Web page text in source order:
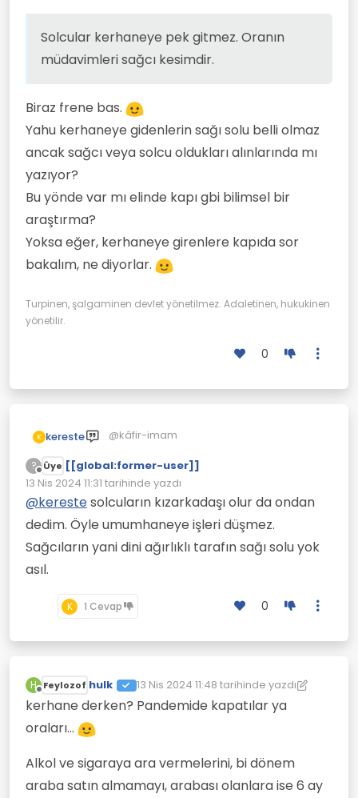
Solcular kerhaneye pek gitmez. Oranın
müdavimleri sağcı kesimdir.
Biraz frene bas.
Yahu kerhaneye gidenlerin sağı solu belli olmaz
ancak sağcı veya solcu oldukları alınlarında mı
yazıyor?
Bu yönde var mı elinde kapı gbi bilimsel bir
araştırma?
Yoksa eğer, kerhaneye girenlere kapıda sor
bakalım, ne diyorlar.
Turpinen, şalgaminen devlet yönetilmez. Adaletinen, hukukinen
yönetilir.
0
K kereste @kâfir-imam
Solcular kerhaneye pek gitmez.
Oranın müdavimleri sağcı kesimdir.
Biraz frene bas.
Yahu kerhaneye gidenlerin sağı solu belli
olmaz ancak sağcı veya solcu oldukları
alınlarında mı yazıyor?
Yoksa eğer, kerhaneye girenlere kapıda
sor bakalım, ne diyorlar.
?
Çevrimdışı
Üye [[global:former-user]]
13 Nis 2024 11:31 tarihinde yazdı
Son düzenleyen:
@kerestesolcuların kızarkadaşı olur da ondan
dedim. Öyle umumhaneye işleri düşmez.
Sağcıların yani dini ağırlıklı tarafın sağı solu yok
asıl.
K 1 Cevap 0
H
Çevrimdışı
Feylozof hulk 13 Nis 2024 11:48 tarihinde yazdı
Son düzenleyen: hulk
kerhane derken? Pandemide kapatılar ya
oraları...
Alkol ve sigaraya ara vermelerini, bi dönem
araba satın almamayı, arabası olanlara ise 6 ay